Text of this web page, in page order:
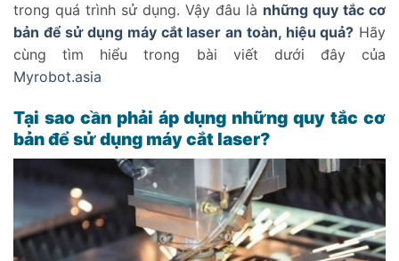
trong quá trình sử dụng. Vậy đâu là những quy tắc cơ
bản để sử dụng máy cắt laser an toàn, hiệu quả? Hãy
cùng tìm hiểu trong bài viết dưới đây của
Myrobot.asia
Tại sao cần phải áp dụng những quy tắc cơ
bản để sử dụng máy cắt laser?